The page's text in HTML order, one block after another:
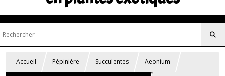
Accueil Pépinière Succulentes Aeonium